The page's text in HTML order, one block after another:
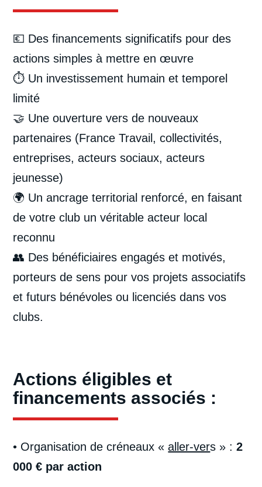
💶 Des financements significatifs pour des
actions simples à mettre en œuvre
⏱️ Un investissement humain et temporel
limité
🤝 Une ouverture vers de nouveaux
partenaires (France Travail, collectivités,
entreprises, acteurs sociaux, acteurs
jeunesse)
🌍 Un ancrage territorial renforcé, en faisant
de votre club un véritable acteur local
reconnu
👥 Des bénéficiaires engagés et motivés,
porteurs de sens pour vos projets associatifs
et futurs bénévoles ou licenciés dans vos
clubs.
Actions éligibles et
financements associés :
• Organisation de créneaux «aller-vers » :2
000 € par action